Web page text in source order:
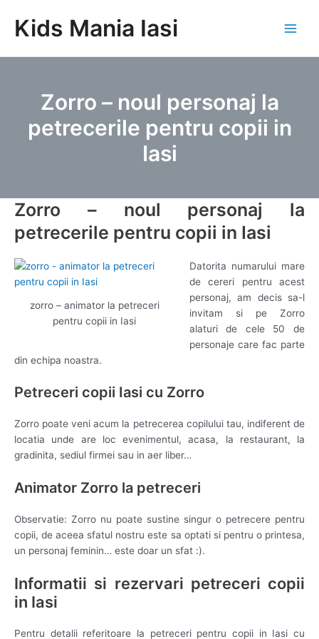
contentKids Mania Iasi
Zorro – noul personaj la
petrecerile pentru copii in
Iasi
Zorro – noul personaj la
petrecerile pentru copii in Iasi
zorro – animator la petreceri
pentru copii in Iasi
Datorita numarului mare
de cereri pentru acest
personaj, am decis sa-l
invitam si pe Zorro
alaturi de cele 50 de
personaje care fac parte
din echipa noastra.
Petreceri copii Iasi cu Zorro
Zorro poate veni acum la petrecerea copilului tau, indiferent de
locatia unde are loc evenimentul, acasa, la restaurant, la
gradinita, sediul firmei sau in aer liber…
Animator Zorro la petreceri
Observatie: Zorro nu poate sustine singur o petrecere pentru
copii, de aceea sfatul nostru este sa optati si pentru o printesa,
un personaj feminin… este doar un sfat :).
Informatii si rezervari petreceri copii
in Iasi
Pentru detalii referitoare la petreceri pentru copii in Iasi cu